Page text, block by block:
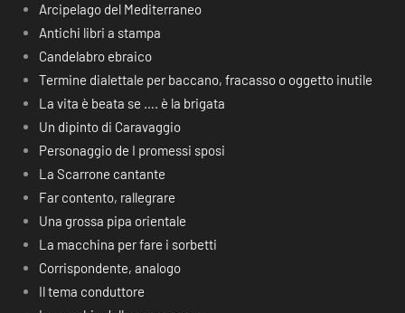
Arcipelago del Mediterraneo
Antichi libri a stampa
Candelabro ebraico
Termine dialettale per baccano, fracasso o oggetto inutile
La vita è beata se …. è la brigata
Un dipinto di Caravaggio
Personaggio de I promessi sposi
La Scarrone cantante
Far contento, rallegrare
Una grossa pipa orientale
La macchina per fare i sorbetti
Corrispondente, analogo
Il tema conduttore